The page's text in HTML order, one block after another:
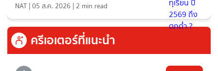
NAT |05 ส.ค. 2026 | 2 min read
ครีเอเตอร์ที่แนะนำ